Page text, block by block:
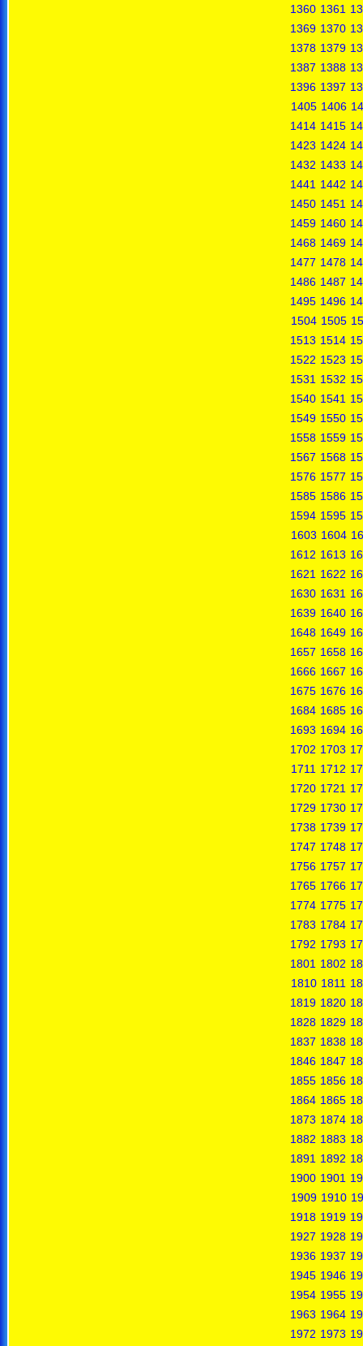
1360 1361
1369 1370
1378 1379
1387 1388
1396 1397
1405 1406
1414 1415
1423 1424
1432 1433
1441 1442
1450 1451
1459 1460
1468 1469
1477 1478
1486 1487
1495 1496
1504 1505
1513 1514
1522 1523
1531 1532
1540 1541
1549 1550
1558 1559
1567 1568
1576 1577
1585 1586
1594 1595
1603 1604
1612 1613
1621 1622
1630 1631
1639 1640
1648 1649
1657 1658
1666 1667
1675 1676
1684 1685
1693 1694
1702 1703
1711 1712
1720 1721
1729 1730
1738 1739
1747 1748
1756 1757
1765 1766
1774 1775
1783 1784
1792 1793
1801 1802
1810 1811
1819 1820
1828 1829
1837 1838
1846 1847
1855 1856
1864 1865
1873 1874
1882 1883
1891 1892
1900 1901
1909 1910
1918 1919
1927 1928
1936 1937
1945 1946
1954 1955
1963 1964
1972 1973